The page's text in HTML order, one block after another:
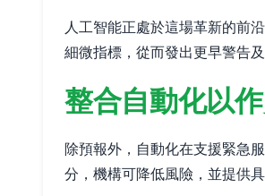
人工智能正處於這場革新的前
細微指標，從而發出更早警告
整合自動化以
除預報外，自動化在支援緊急
分，機構可降低風險，並提供